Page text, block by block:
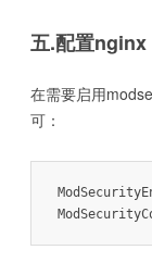
五.配置nginx
在需要启用
可：